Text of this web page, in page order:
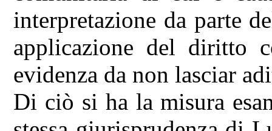
interpretazione da parte
applicazione del diritto
evidenza da non lasciar
Di ciò si ha la misura